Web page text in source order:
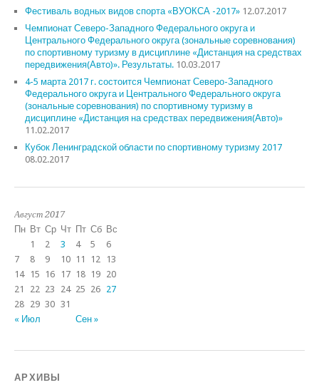
Фестиваль водных видов спорта «ВУОКСА -2017» 12.07.2017
Чемпионат Северо-Западного Федерального округа и
Центрального Федерального округа (зональные соревнования)
по спортивному туризму в дисциплине «Дистанция на средствах
передвижения(Авто)». Результаты. 10.03.2017
4-5 марта 2017 г. состоится Чемпионат Северо-Западного
Федерального округа и Центрального Федерального округа
(зональные соревнования) по спортивному туризму в
дисциплине «Дистанция на средствах передвижения(Авто)»
11.02.2017
Кубок Ленинградской области по спортивному туризму 2017
08.02.2017
Август 2017
Пн Вт Ср Чт Пт Сб Вс
« Июл Сен »
1 2 3 4 5
6
7
8 9 10 11 12
13
14
15 16 17 18 19 20
21
22 23 24 25 26 27
28 29 30 31
АРХИВЫ